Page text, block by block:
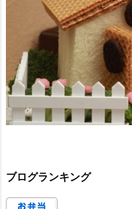
ブログランキング